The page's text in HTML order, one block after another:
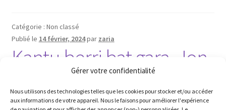
Gérer votre confidentialité
Nous utilisons des technologies telles que les cookies pour stocker et/ou accéder
aux informations de votre appareil. Nous le faisons pour améliorer l'expérience
Catégorie : Non classé
Publié le 14 février, 2024par zaria
Kantu berri bat gara, Jon
Maia